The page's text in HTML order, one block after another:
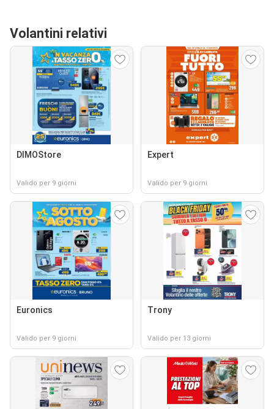
Volantini relativi
DIMOStore
Valido per 9 giorni
Expert
Valido per 9 giorni
Euronics
Valido per 9 giorni
Trony
Valido per 13 giorni